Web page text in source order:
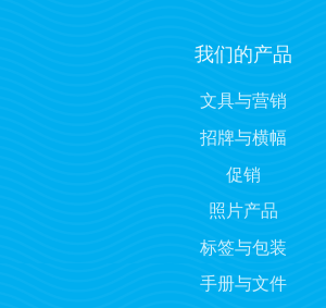
我们的产品
文具与营销
招牌与横幅
促销
照片产品
标签与包装
手册与文件